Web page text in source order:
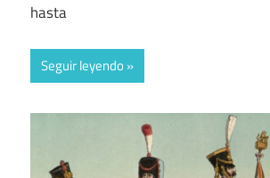
hasta
Seguir leyendo